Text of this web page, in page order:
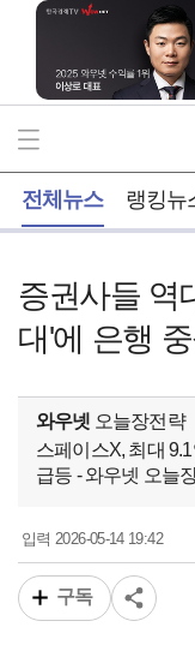
전체뉴스 랭킹뉴
증권사들 역
대'에 은행
와우넷 오늘장전략
스페이스X, 최대
급등 - 와우넷 오늘
입력 2026-05-14 19:42
구독